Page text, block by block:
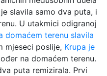
slavila samo dva puta, i
U utakmici odigranoj
domaćem terenu slavila
mjeseci poslije, Krupa je
na domaćem terenu.
puta remizirala. Prvi